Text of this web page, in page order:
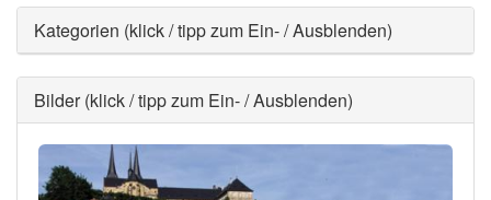
Ausblenden
Kategorien (klick / tipp zum Ein- / Ausblenden)
Ausblenden
Bilder (klick / tipp zum Ein- / Ausblenden)